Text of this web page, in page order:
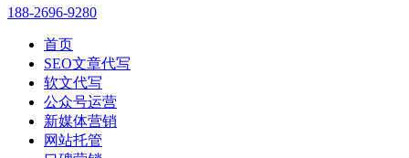
188-2696-9280
首页
SEO文章代写
软文代写
公众号运营
新媒体营销
网站托管